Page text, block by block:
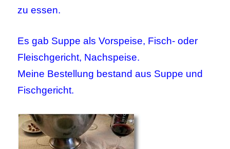
zu essen.
Es gab Suppe als Vorspeise, Fisch- oder
Fleischgericht, Nachspeise.
Meine Bestellung bestand aus Suppe und
Fischgericht.